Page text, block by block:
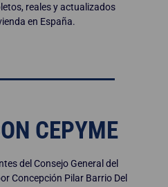
reales y actualizados
en España.
CEPYME
del Consejo General del
Concepción Pilar Barrio Del